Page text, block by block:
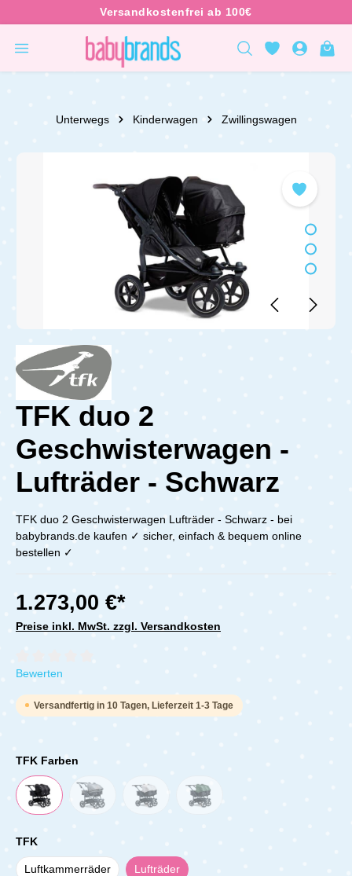
Unterwegs Kinderwagen Zwillingswagen
TFK duo 2
Geschwisterwagen -
Lufträder - Schwarz
TFK duo 2 Geschwisterwagen Lufträder - Schwarz - bei
babybrands.de kaufen ✓ sicher, einfach & bequem online
bestellen ✓
1.273,00 €*
Preise inkl. MwSt. zzgl. Versandkosten
Durchschnittliche Bewertung von 0 von 5 Sternen
Bewerten
Versandfertig in 10 Tagen, Lieferzeit 1-3 Tage
TFK Farben
TFK
Luftkammerräder Lufträder